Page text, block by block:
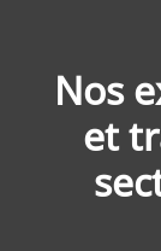
Nos
et